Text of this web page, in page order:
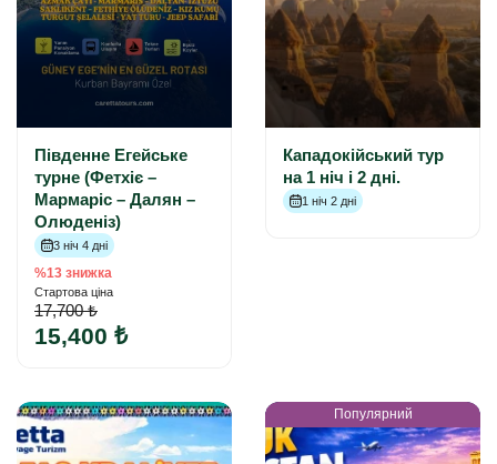
Південне Егейське
турне (Фетхіє –
Мармаріс – Далян –
Олюденіз)
3 ніч 4 дні
%13 знижка
Стартова ціна
17,700 ₺
15,400 ₺
Кападокійський тур
на 1 ніч і 2 дні.
1 ніч 2 дні
Популярний